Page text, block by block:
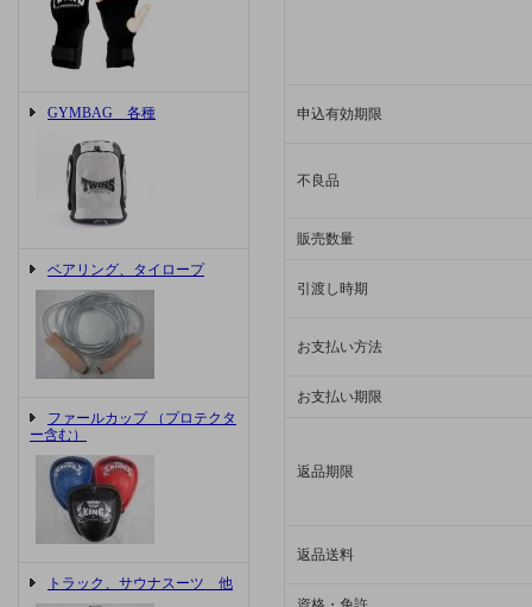
GYMBAG 各種
ベアリング、タイロープ
ファールカップ （プロテクタ
ー含む）
トラック、サウナスーツ 他
申込有効期限
不良品
販売数量
引渡し時期
お支払い方法
お支払い期限
返品期限
返品送料